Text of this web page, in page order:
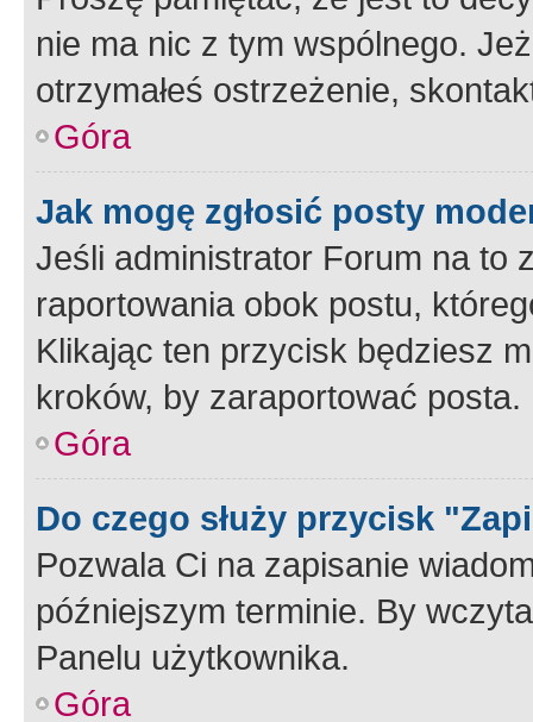
nie ma nic z tym wspólnego.
otrzymałeś ostrzeżenie,
Góra
Jak mogę zgłosić posty
Jeśli administrator Forum na to
raportowania obok postu,
Klikając ten przycisk będziesz
kroków, by zaraportować posta.
Góra
Do czego służy przycisk
Pozwala Ci na zapisanie
późniejszym terminie. By
Panelu użytkownika.
Góra